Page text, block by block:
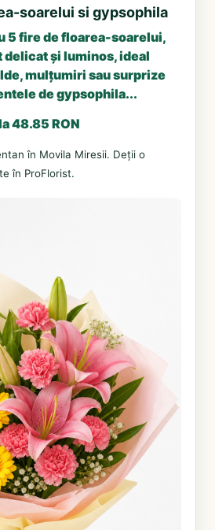
soarelui si gypsophila
5 fire de floarea-soarelui,
delicat și luminos, ideal
mulțumiri sau surprize
de gypsophila...
48.85 RON
în Movila Miresii. Deții o
în ProFlorist.